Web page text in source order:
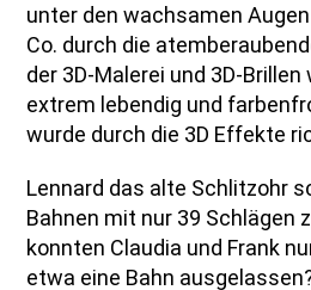
unter den wachsamen
Co. durch die
der 3D-Malerei und 3D-Brillen
extrem lebendig und
wurde durch die 3D Effekte
Lennard das alte Schlitzohr
Bahnen mit nur 39 Schlägen
konnten Claudia und Frank
etwa eine Bahn